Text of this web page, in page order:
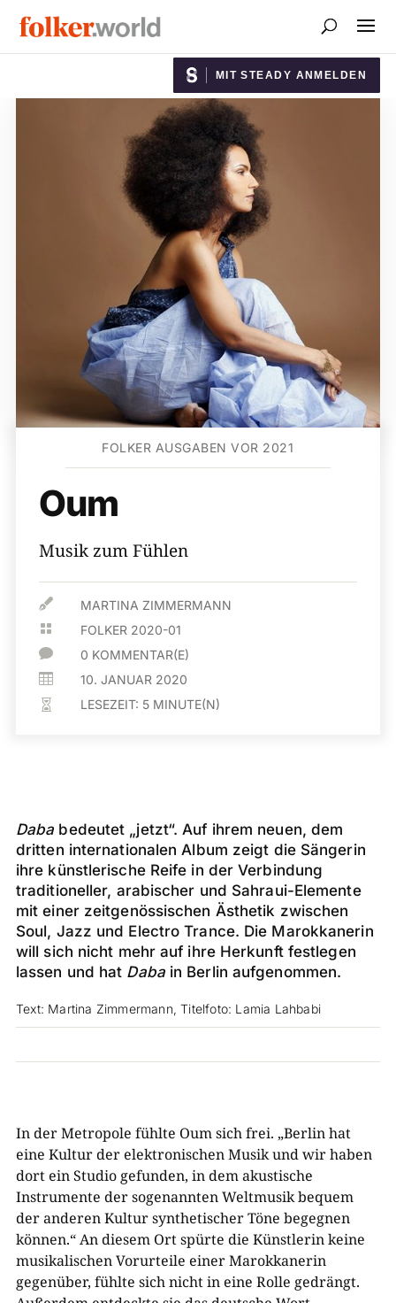
MIT STEADY ANMELDEN
FOLKER AUSGABEN VOR 2021
Oum
Musik zum Fühlen
 MARTINA ZIMMERMANN
 FOLKER 2020-01
 0 KOMMENTAR(E)
 10. JANUAR 2020
 LESEZEIT: 5 MINUTE(N)
Daba bedeutet „jetzt“. Auf ihrem neuen, dem
dritten internationalen Album zeigt die Sängerin
ihre künstlerische Reife in der Verbindung
traditioneller, arabischer und Sahraui-Elemente
mit einer zeitgenössischen Ästhetik zwischen
Soul, Jazz und Electro Trance. Die Marokkanerin
will sich nicht mehr auf ihre Herkunft festlegen
lassen und hat Dabain Berlin aufgenommen.
Text: Martina Zimmermann, Titelfoto: Lamia Lahbabi
In der Metropole fühlte Oum sich frei. „Berlin hat
eine Kultur der elektronischen Musik und wir haben
dort ein Studio gefunden, in dem akustische
Instrumente der sogenannten Weltmusik bequem
der anderen Kultur synthetischer Töne begegnen
können.“ An diesem Ort spürte die Künstlerin keine
musikalischen Vorurteile einer Marokkanerin
gegenüber, fühlte sich nicht in eine Rolle gedrängt.